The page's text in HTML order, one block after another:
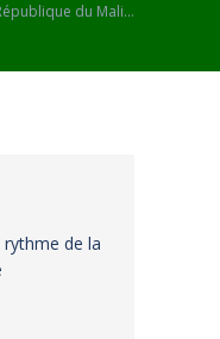
du Mali…
de la